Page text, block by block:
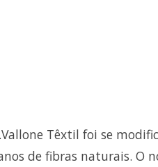
Têxtil foi se
de fibras naturais. O